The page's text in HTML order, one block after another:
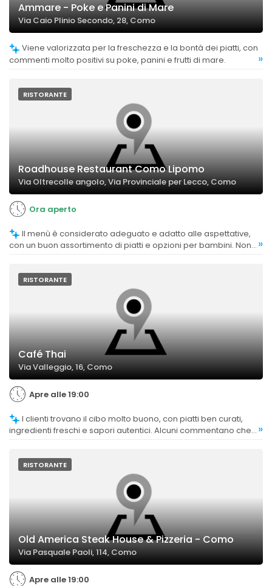
Ammare - Poke e Panini di Mare
Via Caio Plinio Secondo, 28, Como
commenti molto positivi su poke, panini e frutti di mare.
»
RISTORANTE
Roadhouse Restaurant Como Lipomo
Via Oltrecolle angolo, Via Provinciale per Lecco, Como
Ora aperto
con un buon assortimento di piatti e opzioni per bambini. Non
»
RISTORANTE
Café Thai
Via Valleggio, 16, Como
Apre alle 19:00
ingredienti freschi e sapori autentici. Alcuni commentano che
qualità è molto apprezzata.
»
RISTORANTE
Old America Steak House & Pizzeria - Como
Via Pasquale Paoli, 114, Como
Apre alle 19:00